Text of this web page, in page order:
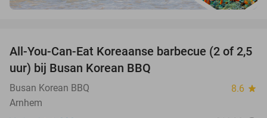
30%
All-You-Can-Eat Koreaanse barbecue (2 of 2,5
uur) bij Busan Korean BBQ
Busan Korean BBQ 8.6 star
Arnhem